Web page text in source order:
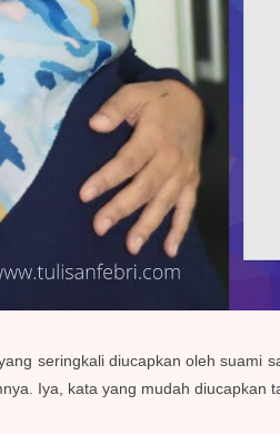
seringkali diucapkan oleh suami
Iya, kata yang mudah diucapkan